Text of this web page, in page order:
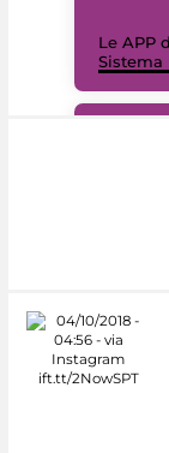
Le APP
Sistema